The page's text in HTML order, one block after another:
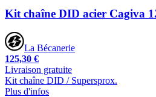
Kit chaîne DID acier Cagiva
La Bécanerie
125,30 €
Livraison gratuite
Kit chaîne DID / Supersprox.
Plus d'infos